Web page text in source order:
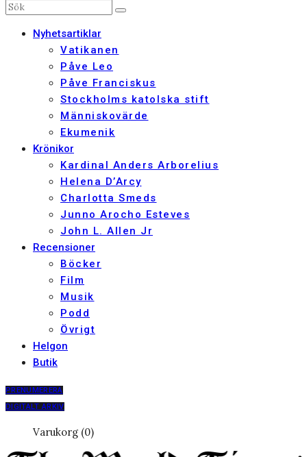
Nyhetsartiklar
Vatikanen
Påve Leo
Påve Franciskus
Stockholms katolska stift
Människovärde
Ekumenik
Krönikor
Kardinal Anders Arborelius
Helena D’Arcy
Charlotta Smeds
Junno Arocho Esteves
John L. Allen Jr
Recensioner
Böcker
Film
Musik
Podd
Övrigt
Helgon
Butik
PRENUMERERA
DIGITALT ARKIV
Varukorg (0)